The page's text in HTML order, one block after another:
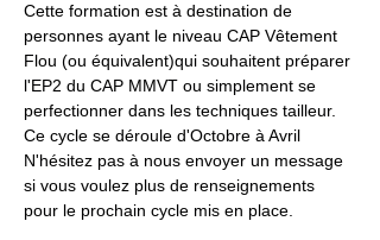
Cette formation est à destination de
personnes ayant le niveau CAP Vêtement
Flou (ou équivalent)qui souhaitent préparer
l'EP2 du CAP MMVT ou simplement se
perfectionner dans les techniques tailleur.
Ce cycle se déroule d'Octobre à Avril
N'hésitez pas à nous envoyer un message
si vous voulez plus de renseignements
pour le prochain cycle mis en place.